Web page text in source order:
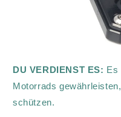
DU VERDIENST ES: Es
Motorrads
schützen.